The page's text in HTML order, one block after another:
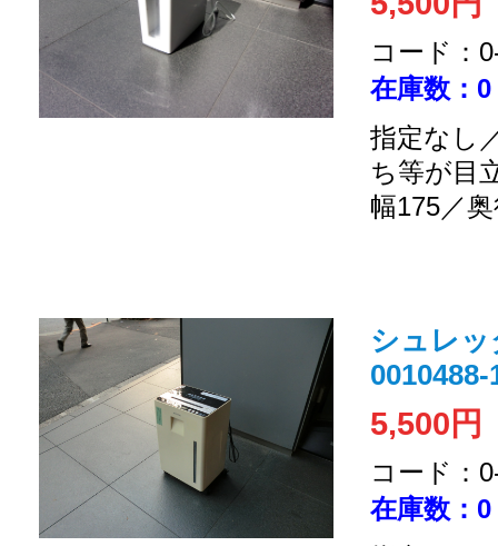
コード：
在庫数：0
指定なし
ち等が目
幅175／
シュレ
0010488-
5,500円
コード：
在庫数：0